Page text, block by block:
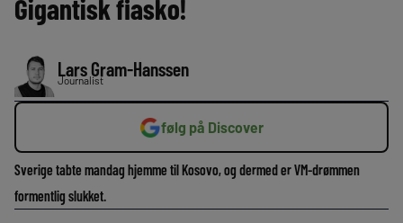
Gigantisk fiasko!
Lars Gram-Hanssen
Journalist
følg på Discover
Sverige tabte mandag hjemme til Kosovo, og dermed er VM-drømmen
formentlig slukket.